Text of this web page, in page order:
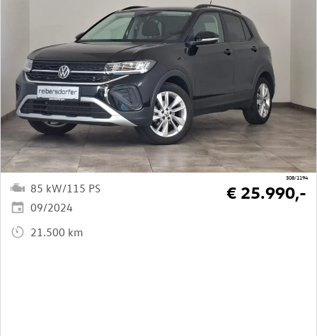
308/1194
85 kW/115 PS
09/2024
21.500 km
€ 25.990,-